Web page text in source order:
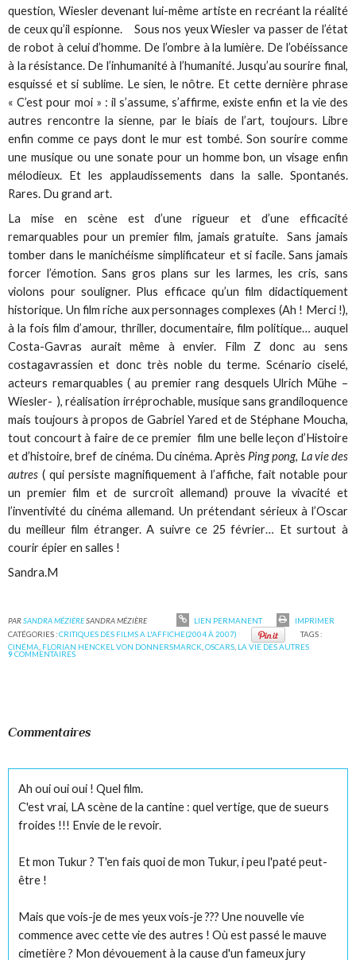
question, Wiesler devenant lui-même artiste en recréant la réalité
de ceux qu’il espionne. Sous nos yeux Wiesler va passer de l’état
de robot à celui d’homme. De l’ombre à la lumière. De l’obéissance
à la résistance. De l’inhumanité à l’humanité. Jusqu’au sourire final,
esquissé et si sublime. Le sien, le nôtre. Et cette dernière phrase
« C’est pour moi » : il s’assume, s’affirme, existe enfin et la vie des
autres rencontre la sienne, par le biais de l’art, toujours. Libre
enfin comme ce pays dont le mur est tombé. Son sourire comme
une musique ou une sonate pour un homme bon, un visage enfin
mélodieux. Et les applaudissements dans la salle. Spontanés.
Rares. Du grand art.
La mise en scène est d’une rigueur et d’une efficacité
remarquables pour un premier film, jamais gratuite. Sans jamais
tomber dans le manichéisme simplificateur et si facile. Sans jamais
forcer l’émotion. Sans gros plans sur les larmes, les cris, sans
violons pour souligner. Plus efficace qu’un film didactiquement
historique. Un film riche aux personnages complexes (Ah ! Merci !),
à la fois film d’amour, thriller, documentaire, film politique… auquel
Costa-Gavras aurait même à envier. Film Z donc au sens
costagavrassien et donc très noble du terme. Scénario ciselé,
acteurs remarquables ( au premier rang desquels Ulrich Mühe –
Wiesler- ), réalisation irréprochable, musique sans grandiloquence
mais toujours à propos de Gabriel Yared et de Stéphane Moucha,
tout concourt à faire de ce premier film une belle leçon d’Histoire
et d’histoire, bref de cinéma. Du cinéma. Après Ping pong, La vie des
autres ( qui persiste magnifiquement à l’affiche, fait notable pour
un premier film et de surcroît allemand) prouve la vivacité et
l’inventivité du cinéma allemand. Un prétendant sérieux à l’Oscar
du meilleur film étranger. A suivre ce 25 février… Et surtout à
courir épier en salles !
Sandra.M
PARSANDRA MÉZIÈRESANDRA MÉZIÈRE LIEN PERMANENT
IMPRIMER
CATÉGORIES :CRITIQUES DES FILMS A L'AFFICHE(2004 À 2007)
TAGS :
CINÉMA FLORIAN HENCKEL VON DONNERSMARCK ,OSCARS LA VIE DES AUTRES
9COMMENTAIRES
Commentaires
Ah oui oui oui ! Quel film.
C'est vrai, LA scène de la cantine : quel vertige, que de sueurs
froides !!! Envie de le revoir.
Et mon Tukur ? T'en fais quoi de mon Tukur, i peu l'paté peut-
être !
Mais que vois-je de mes yeux vois-je ??? Une nouvelle vie
commence avec cette vie des autres ! Où est passé le mauve
cimetière ? Mon dévouement à la cause d'un fameux jury